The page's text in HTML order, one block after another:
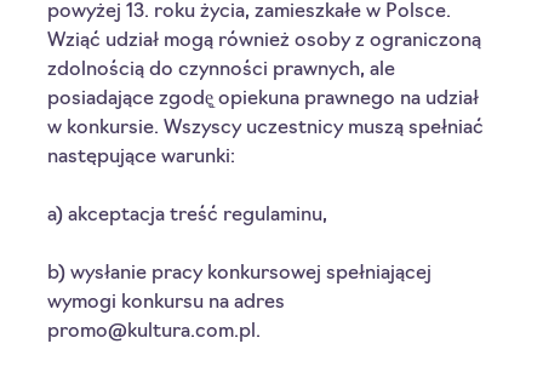
powyżej 13. roku życia, zamieszkałe w Polsce.
Wziąć udział mogą również osoby z ograniczoną
zdolnością do czynności prawnych, ale
posiadające zgodę̨ opiekuna prawnego na udział
w konkursie. Wszyscy uczestnicy muszą spełniać
następujące warunki:
a) akceptacja treść regulaminu,
b) wysłanie pracy konkursowej spełniającej
wymogi konkursu na adres
promo@kultura.com.pl.